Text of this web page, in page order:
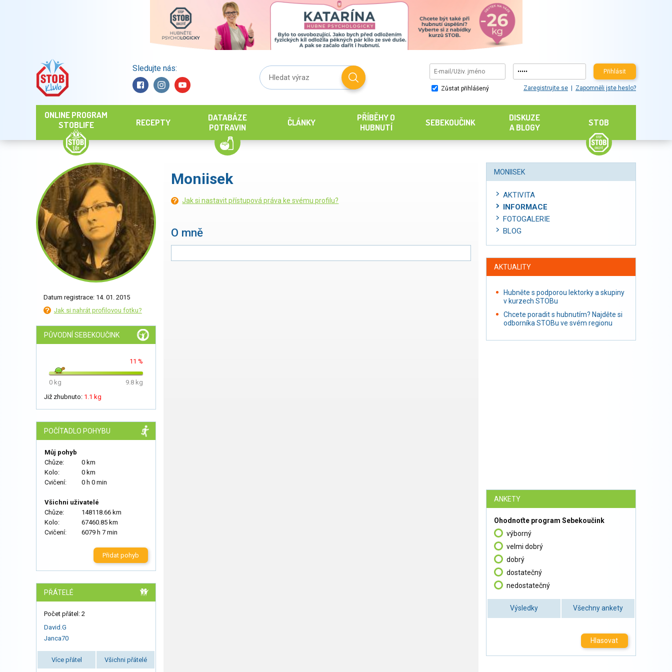
Sledujte nás: Přihlásit
Zůstat přihlášený Zaregistrujte se Zapomněli jste heslo?
ONLINE PROGRAM
STOBLIFE
RECEPTY
DATABÁZE
POTRAVIN
ČLÁNKY
PŘÍBĚHY O
HUBNUTÍ
SEBEKOUČINK
DISKUZE
A BLOGY
STOB
Datum registrace: 14. 01. 2015
Jak si nahrát profilovou fotku?
PŮVODNÍ SEBEKOUČINK
11 %
0 kg
9.8 kg
Již zhubnuto: 1.1 kg
POČÍTADLO POHYBU
Můj pohyb
Chůze:
0 km
Kolo:
0 km
Cvičení:
0 h 0 min
Všichni uživatelé
Chůze:
148118.66 km
Kolo:
67460.85 km
Cvičení:
6079 h 7 min
Přidat pohyb
PŘÁTELÉ
Počet přátel: 2
David.G
Janca70
Více přátel Všichni přátelé
Moniisek
Jak si nastavit přístupová práva ke svému profilu?
O mně
MONIISEK
AKTIVITA
INFORMACE
FOTOGALERIE
BLOG
AKTUALITY
Hubněte s podporou lektorky a skupiny
v kurzech STOBu
Chcete poradit s hubnutím? Najděte si
odborníka STOBu ve svém regionu
ANKETY
Ohodnoťte program Sebekoučink
výborný
velmi dobrý
dobrý
dostatečný
nedostatečný
Výsledky Všechny ankety
Hlasovat